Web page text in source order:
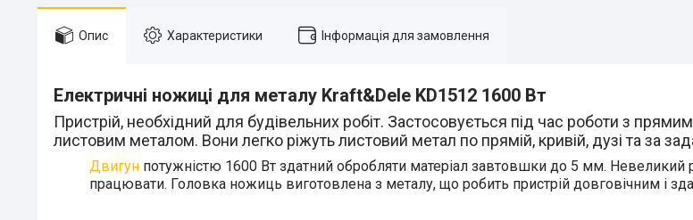
Опис Характеристики Інформація для замовлення
Електричні ножиці для металу Kraft&Dele KD1512 1600 Вт
Пристрій, необхідний для будівельних робіт. Застосовується під час роботи з
листовим металом. Вони легко ріжуть листовий метал по прямій, кривій, дузі та за
Двигун потужністю 1600 Вт здатний обробляти матеріал завтовшки до 5 мм.
працювати. Головка ножиць виготовлена з металу, що робить пристрій довговічним і